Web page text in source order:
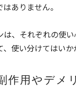
ありません。
は、それぞれの使
使い分けてはいか
作用やデメ